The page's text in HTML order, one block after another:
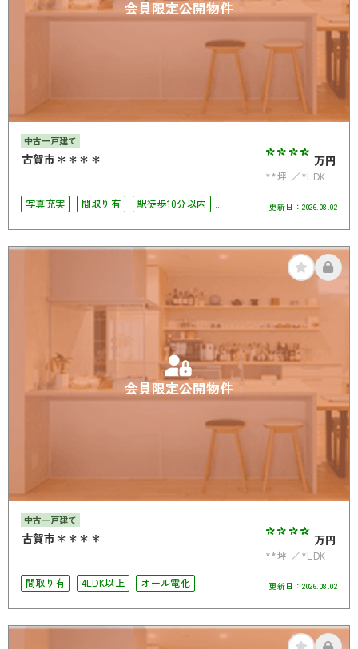
会員限定公開物件
中古一戸建て
古賀市＊＊＊＊ **** 万円
**坪
*LDK
写真充実
間取り有
駅徒歩10分以内
オール電化
更新日： 2026.08.02
会員限定公開物件
中古一戸建て
古賀市＊＊＊＊ **** 万円
**坪
*LDK
間取り有
4LDK以上 オール電化 更新日： 2026.08.02